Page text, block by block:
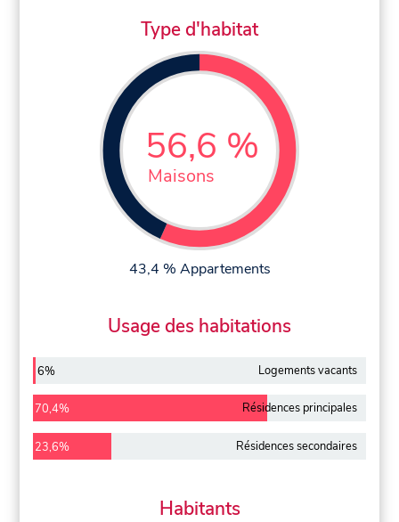
Type d'habitat
56,6 %
Maisons
43,4 % Appartements
Usage des habitations
6% Logements vacants
70,4% Résidences principales
23,6% Résidences secondaires
Habitants